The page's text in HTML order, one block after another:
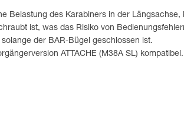
Belastung des Karabiners in der
ist, was das Risiko von
der BAR-Bügel geschlossen ist.
ATTACHE (M38A SL) kompatibel.